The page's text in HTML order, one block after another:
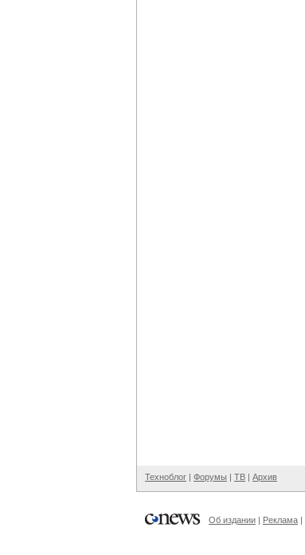
Техноблог | Форумы | ТВ | Архив
Об издании | Реклама |